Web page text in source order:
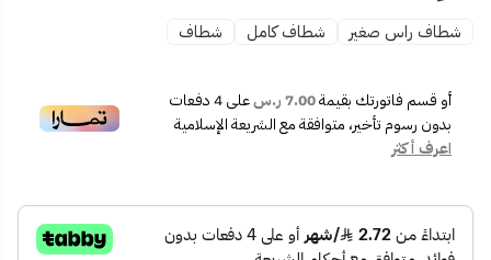
💎تشطيب كروم عالي اللمعانمقاوم للصدأ والخدوش.
💦تدفق ماء متوازنيمنح إحساسًا بالنظافة والراحة.
🔧قاعدة تثبيت قويةلضمان ثبات طويل الأمد.
📦 محتويات المنتج:
قاعدة تثبيت معدنية
جميع ملحقات التركيب الأساسية
شطاف راس صغير شطاف كامل شطاف
أو قسم فاتورتك بقيمة7.00 ر.س على4دفعات
بدون رسوم تأخير، متوافقة مع الشريعة الإسلامية
اعرف أكثر